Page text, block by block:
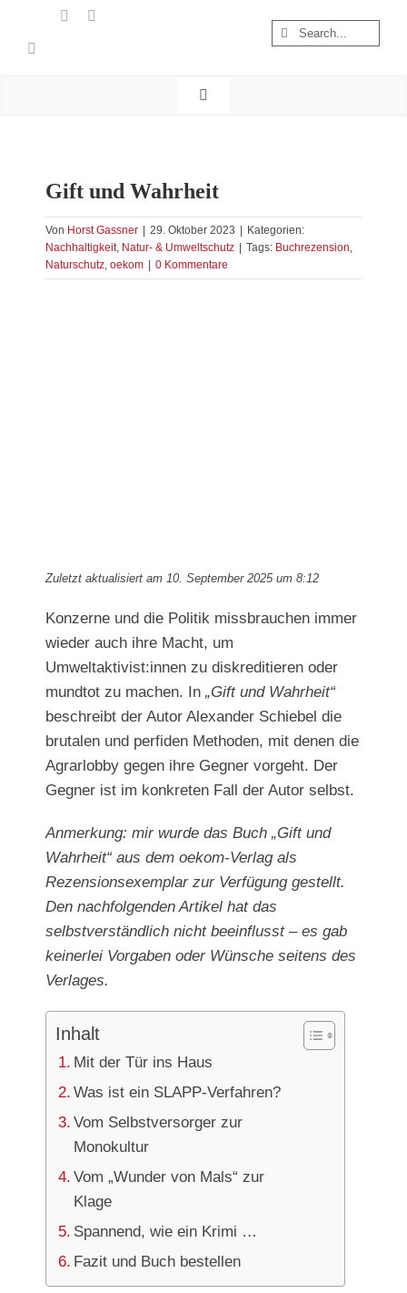
Suche
Toggle
Österreich
Foto & Video
Nachhaltigkeit
Gift und Wahrheit
Von Horst Gassner 29. Oktober 2023
Kategorien:
Nachhaltigkeit, Natur- & Umweltschutz Tags: Buchrezension,
Naturschutz, oekom 0 Kommentare
Zuletzt aktualisiert am 10. September 2025 um 8:12
Konzerne und die Politik missbrauchen immer
wieder auch ihre Macht, um
Umweltaktivist:innen zu diskreditieren oder
mundtot zu machen. In „Gift und Wahrheit“
beschreibt der Autor Alexander Schiebel die
brutalen und perfiden Methoden, mit denen die
Agrarlobby gegen ihre Gegner vorgeht. Der
Gegner ist im konkreten Fall der Autor selbst.
Anmerkung: mir wurde das Buch „Gift und
Wahrheit“ aus dem oekom-Verlag als
Rezensionsexemplar zur Verfügung gestellt.
Den nachfolgenden Artikel hat das
selbstverständlich nicht beeinflusst – es gab
keinerlei Vorgaben oder Wünsche seitens des
Verlages.
Inhalt
Mit der Tür ins Haus
Was ist ein SLAPP-Verfahren?
Vom Selbstversorger zur
Monokultur
Vom „Wunder von Mals“ zur
Klage
Spannend, wie ein Krimi …
Fazit und Buch bestellen